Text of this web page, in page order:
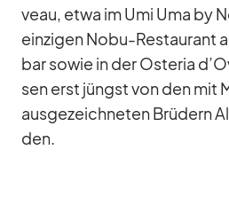
veau, etwa im Umi Uma by
ein­zi­gen Nobu-Re­stau­rant
bar so­wie in der Os­te­ria
sen erst jüngst von den mit
aus­ge­zeich­ne­ten Brü­dern
den.